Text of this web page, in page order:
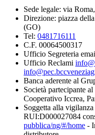
Sede legale: via
Direzione: piazza
(GO)
Tel: 0481716111
C.F. 00064500317
Ufficio Segreteria
Ufficio Reclami
Banca aderente al
Società partecipante
Cooperativo Iccrea,
Soggetta alla
RUI:D000027084
pubblica/ng/#/home -